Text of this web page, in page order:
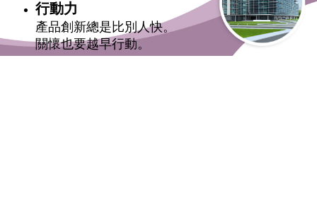
行動力
產品創新總是比別人快。
關懷也要越早行動。